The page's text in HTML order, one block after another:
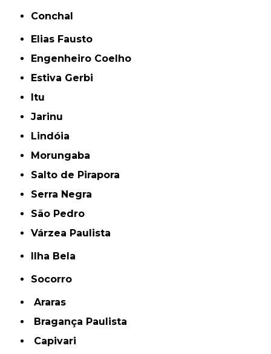
Conchal
Elias Fausto
Engenheiro Coelho
Estiva Gerbi
Itu
Jarinu
Lindóia
Morungaba
Salto de Pirapora
Serra Negra
São Pedro
Várzea Paulista
Ilha Bela
Socorro
Araras
Bragança Paulista
Capivari